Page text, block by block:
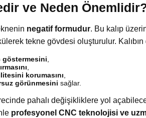
ve Neden
negatif formudur. Bu kalıp
tekne gövdesi oluşturulur.
göstermesini
korumasını
görünmesini sağlar.
pahalı değişikliklere yol
profesyonel CNC teknolojisi ve